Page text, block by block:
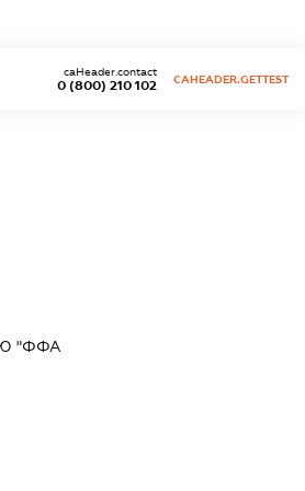
0 (800) 210 102
caHeader.contact
CAHEADER.GETTEST
"ФФА